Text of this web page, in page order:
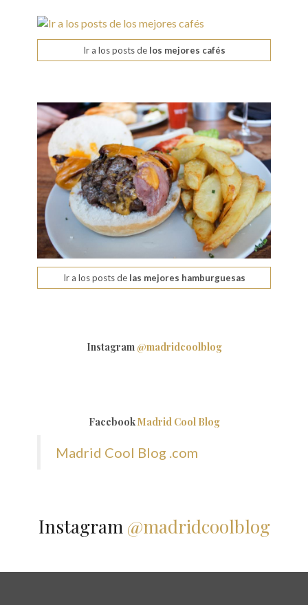
Ir a los posts delos mejores cafés
Ir a los posts delas mejores hamburguesas
Instagram @madridcoolblog
FacebookMadrid Cool Blog
Madrid Cool Blog .com
Instagram @madridcoolblog